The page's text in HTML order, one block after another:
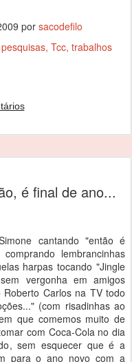
por sacodefilo
pesquisas Tcc trabalhos
é final de ano...
cantando "então é
lembrancinhas
harpas tocando "Jingle
vergonha em amigos
Carlos na TV todo
(com risadinhas ao
que comemos muito de
com Coca-Cola no dia
sem esquecer que é a
para o ano novo com a